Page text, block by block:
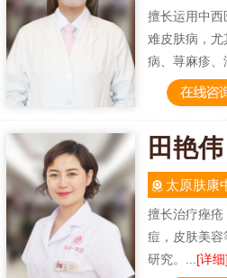
擅长运用中西
难皮肤病，
病、荨麻疹、
田艳伟
太原肤康
擅长治疗痤疮
痘，皮肤美容
研究。... [详细]